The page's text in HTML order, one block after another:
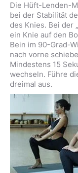
Die Hüft-Lenden-
bei der Stabilität
des Knies. Bei der
ein Knie auf den
Bein im 90-Grad-
nach vorne
Mindestens 15
wechseln. Führe
dreimal aus.